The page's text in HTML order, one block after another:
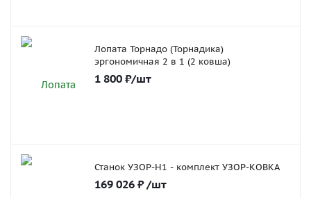
Лопата Торнадо (Торнадика)
эргономичная 2 в 1 (2 ковша)
1 800 ₽/шт
Станок УЗОР-Н1 - комплект УЗОР-КОВКА
169 026 ₽ /шт